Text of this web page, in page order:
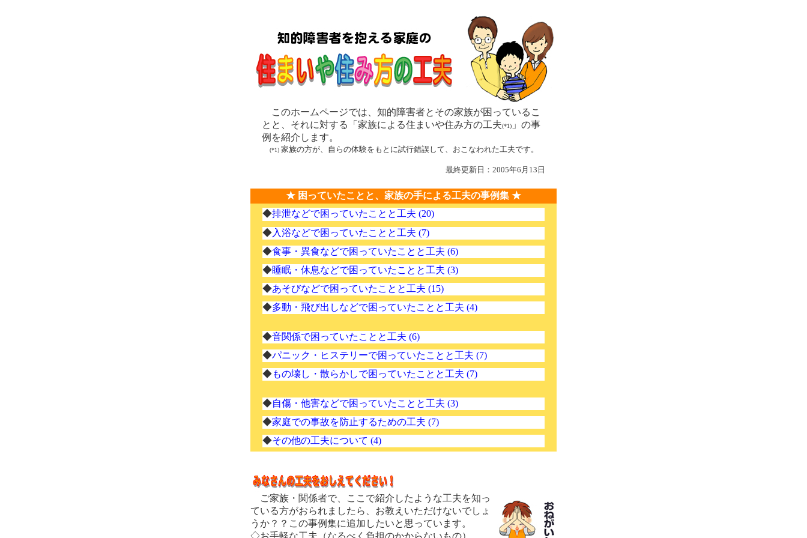
このホームページでは、知的障害者とその家族が困っているこ
とと、それに対する「家族による住まいや住み方の工夫(*1) 」の事
例を紹介します。
(*1) 家族の方が、自らの体験をもとに試行錯誤して、おこなわれた工夫です。
最終更新日：2005年6月13日
★ 困っていたことと、家族の手による工夫の事例集 ★
◆排泄などで困っていたことと工夫 (20)
◆入浴などで困っていたことと工夫 (7)
◆食事・異食などで困っていたことと工夫 (6)
◆睡眠・休息などで困っていたことと工夫 (3)
◆あそびなどで困っていたことと工夫 (15)
◆多動・飛び出しなどで困っていたことと工夫 (4)
◆音関係で困っていたことと工夫 (6)
◆パニック・ヒステリーで困っていたことと工夫 (7)
◆もの壊し・散らかしで困っていたことと工夫 (7)
◆自傷・他害などで困っていたことと工夫 (3)
◆家庭での事故を防止するための工夫 (7)
◆その他の工夫について (4)
ご家族・関係者で、ここで紹介したような工夫を知っ
ている方がおられましたら、お教えいただけないでしょ
うか？？この事例集に追加したいと思っています。
◇お手軽な工夫 （なるべく負担のかからないもの）